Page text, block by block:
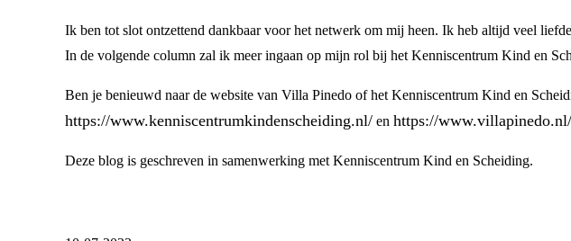
Ik ben tot slot ontzettend dankbaar voor het netwerk om mij heen. Ik heb altijd veel
In de volgende column zal ik meer ingaan op mijn rol bij het Kenniscentrum Kind en
Ben je benieuwd naar de website van Villa Pinedo of het Kenniscentrum Kind en
https://www.kenniscentrumkindenscheiding.nl/ en https://www.villapinedo.nl/
Deze blog is geschreven in samenwerking met Kenniscentrum Kind en Scheiding.